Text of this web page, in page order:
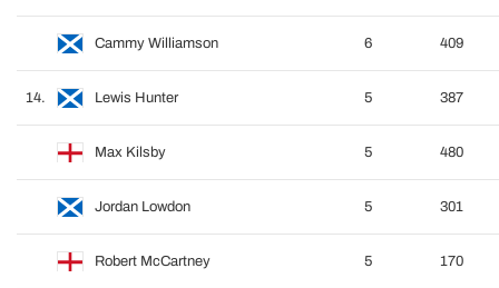
Cammy Williamson 6 409
14. Lewis Hunter 5 387
Max Kilsby 5 480
Jordan Lowdon 5 301
Robert McCartney 5 170